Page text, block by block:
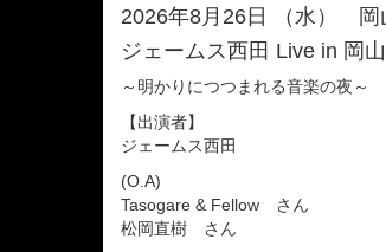
2026年8月26日 （水） 岡
ジェームス西田 Live in 岡
～明かりにつつまれる音楽の夜～
【出演者】
ジェームス西田
(O.A)
Tasogare & Fellow さん
松岡直樹 さん